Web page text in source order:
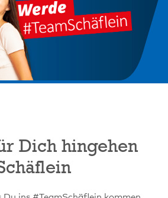
Dich hingehen